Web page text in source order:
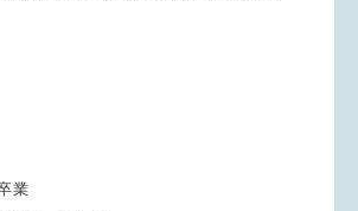
業